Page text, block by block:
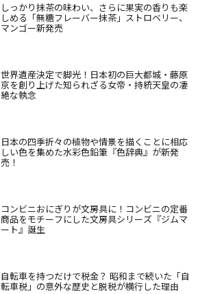
しっかり抹茶の味わい、さらに果実の香りも楽
しめる「無糖フレーバー抹茶」ストロベリー、
マンゴー新発売
世界遺産決定で脚光！日本初の巨大都城・藤原
京を創り上げた知られざる女帝・持統天皇の凄
絶な執念
日本の四季折々の植物や情景を描くことに相応
しい色を集めた水彩色鉛筆『色辞典』が新発
売！
コンビニおにぎりが文房具に！コンビニの定番
商品をモチーフにした文房具シリーズ『ジムマ
ート』誕生
自転車を持つだけで税金？ 昭和まで続いた「自
転車税」の意外な歴史と脱税が横行した理由